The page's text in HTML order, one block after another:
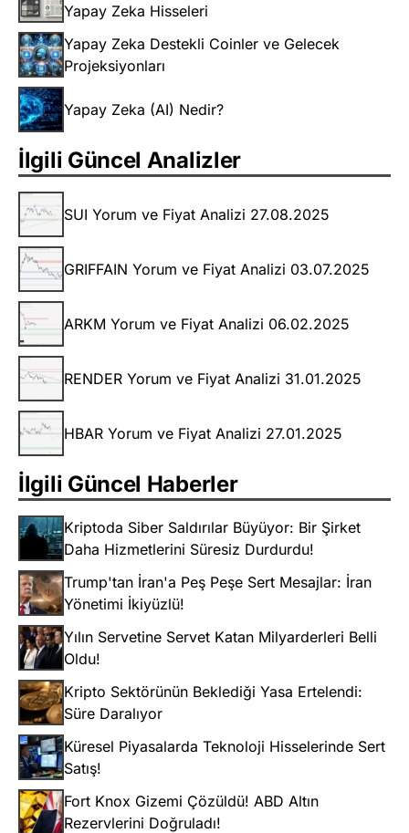
Yapay Zeka Hisseleri
Yapay Zeka Destekli Coinler ve Gelecek
Projeksiyonları
Yapay Zeka (AI) Nedir?
İlgili Güncel Analizler
SUI Yorum ve Fiyat Analizi 27.08.2025
GRIFFAIN Yorum ve Fiyat Analizi 03.07.2025
ARKM Yorum ve Fiyat Analizi 06.02.2025
RENDER Yorum ve Fiyat Analizi 31.01.2025
HBAR Yorum ve Fiyat Analizi 27.01.2025
İlgili Güncel Haberler
Kriptoda Siber Saldırılar Büyüyor: Bir Şirket
Daha Hizmetlerini Süresiz Durdurdu!
Trump'tan İran'a Peş Peşe Sert Mesajlar: İran
Yönetimi İkiyüzlü!
Yılın Servetine Servet Katan Milyarderleri Belli
Oldu!
Kripto Sektörünün Beklediği Yasa Ertelendi:
Süre Daralıyor
Küresel Piyasalarda Teknoloji Hisselerinde Sert
Satış!
Fort Knox Gizemi Çözüldü! ABD Altın
Rezervlerini Doğruladı!